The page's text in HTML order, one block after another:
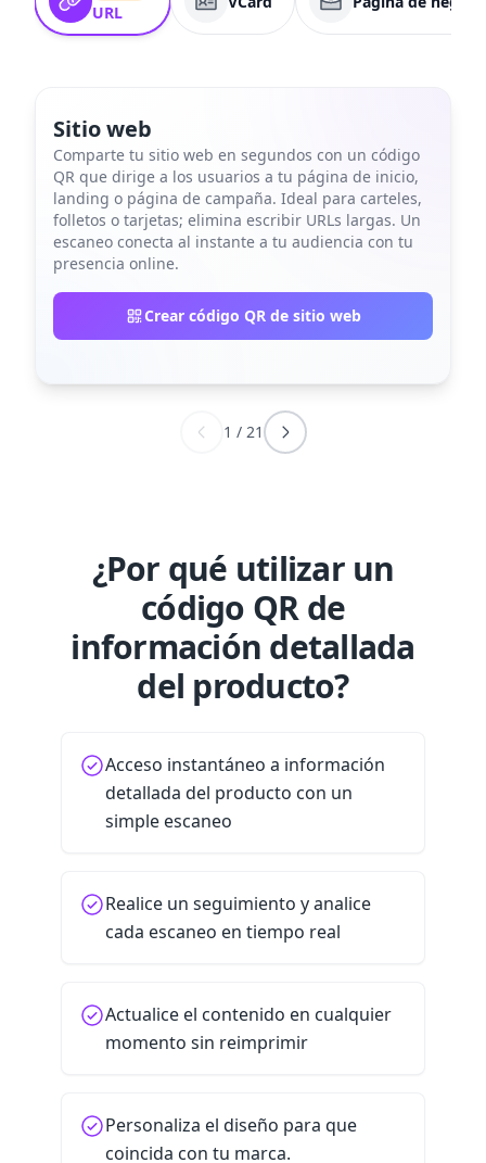
URL
Sitio web
Comparte tu sitio web en segundos con un código
QR que dirige a los usuarios a tu página de inicio,
landing o página de campaña. Ideal para carteles,
folletos o tarjetas; elimina escribir URLs largas. Un
escaneo conecta al instante a tu audiencia con tu
presencia online.
Crear código QR de sitio web
1 / 21
¿Por qué utilizar un
código QR de
información detallada
del producto?
Acceso instantáneo a información
detallada del producto con un
simple escaneo
Realice un seguimiento y analice
cada escaneo en tiempo real
Actualice el contenido en cualquier
momento sin reimprimir
Personaliza el diseño para que
coincida con tu marca.